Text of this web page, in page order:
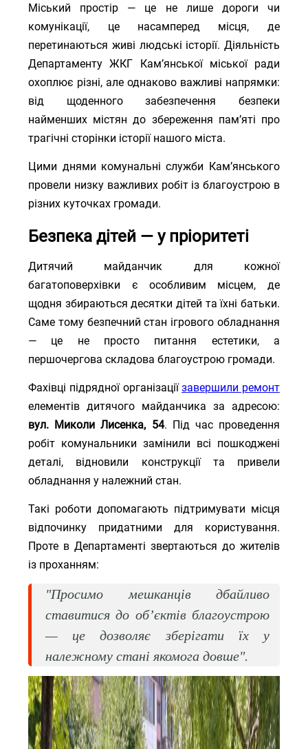
Міський простір — це не лише дороги чи
комунікації, це насамперед місця, де
перетинаються живі людські історії. Діяльність
Департаменту ЖКГ Кам’янської міської ради
охоплює різні, але однаково важливі напрямки:
від щоденного забезпечення безпеки
найменших містян до збереження пам’яті про
трагічні сторінки історії нашого міста.
Цими днями комунальні служби Кам’янського
провели низку важливих робіт із благоустрою в
різних куточках громади.
Безпека дітей — у пріоритеті
Дитячий майданчик для кожної
багатоповерхівки є особливим місцем, де
щодня збираються десятки дітей та їхні батьки.
Саме тому безпечний стан ігрового обладнання
— це не просто питання естетики, а
першочергова складова благоустрою громади.
Фахівці підрядної організаціїзавершили ремонт
елементів дитячого майданчика за адресою:
вул. Миколи Лисенка, 54. Під час проведення
робіт комунальники замінили всі пошкоджені
деталі, відновили конструкції та привели
обладнання у належний стан.
Такі роботи допомагають підтримувати місця
відпочинку придатними для користування.
Проте в Департаменті звертаються до жителів
із проханням:
"Просимо мешканців дбайливо
ставитися до об’єктів благоустрою
— це дозволяє зберігати їх у
належному стані якомога довше".